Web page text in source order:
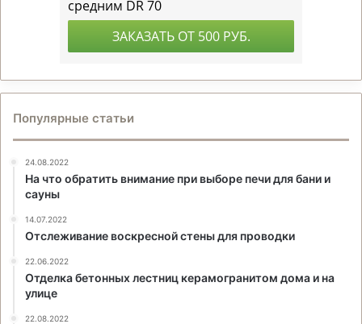
Популярные статьи
24.08.2022
На что обратить внимание при выборе печи для бани и
сауны
14.07.2022
Отслеживание воскресной стены для проводки
22.06.2022
Отделка бетонных лестниц керамогранитом дома и на
улице
22.08.2022